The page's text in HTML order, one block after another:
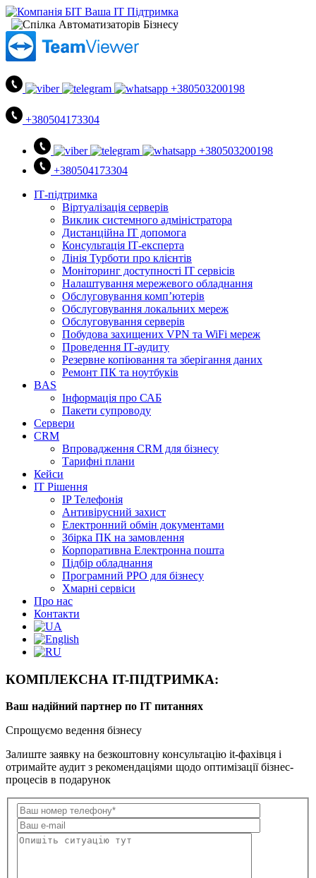
+380503200198
+380504173304
+380503200198
+380504173304
ІТ-підтримка
Віртуалізація серверів
Виклик системного адміністратора
Дистанційна ІТ допомога
Консультація ІТ-експерта
Лінія Турботи про клієнтів
Моніторинг доступності ІТ сервісів
Налаштування мережевого обладнання
Обслуговування комп’ютерів
Обслуговування локальних мереж
Обслуговування серверів
Побудова захищених VPN та WiFi мереж
Проведення ІТ-аудиту
Резервне копіювання та зберігання даних
Ремонт ПК та ноутбуків
BAS
Інформація про САБ
Пакети супроводу
Сервери
CRM
Впровадження CRM для бізнесу
Тарифні плани
Кейси
ІТ Рішення
IP Телефонія
Антивірусний захист
Електронний обмін документами
Збірка ПК на замовлення
Корпоративна Електронна пошта
Підбір обладнання
Програмний РРО для бізнесу
Хмарні сервіси
Про нас
Контакти
КОМПЛЕКСНА IT-ПІДТРИМКА:
Ваш надійний партнер по ІТ питаннях
Спрощуємо ведення бізнесу
Залиште заявку на безкоштовну консультацію it-фахівця і
отримайте аудит з рекомендаціями щодо оптимізації бізнес-
процесів в подарунок